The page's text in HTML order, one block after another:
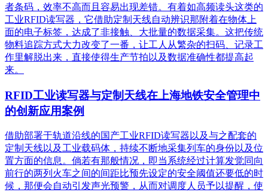
者条码，效率不高而且容易出现差错。有着如高频读头这类的
工业RFID读写器，它借助定制天线自动辨识那附着在物体上
面的电子标签，达成了非接触、大批量的数据采集。这把传统
物料追踪方式大力改变了一番，让工人从繁杂的扫码、记录工
作里解脱出来，直接使得生产节拍以及数据准确性都提高起
来。
RFID工业读写器与定制天线在上海地铁安全管理中
的创新应用案例
借助部署于轨道沿线的国产工业RFID读写器以及与之配套的
定制天线以及工业载码体，持续不断地采集列车的身份以及位
置方面的信息。倘若有那般情况，即当系统经过计算发觉同向
前行的两列火车之间的间距比预先设定的安全阈值还要低的时
候，那便会自动引发声光预警，从而对调度人员予以提醒，使